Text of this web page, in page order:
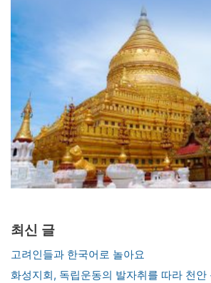
최신 글
고려인들과 한국어로 놀아요
화성지회, 독립운동의 발자취를 따라 천